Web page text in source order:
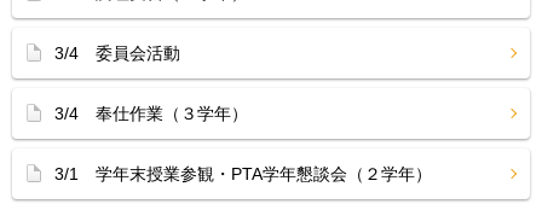
3/4 委員会活動
3/4 奉仕作業（３学年）
3/1 学年末授業参観・PTA学年懇談会（２学年）